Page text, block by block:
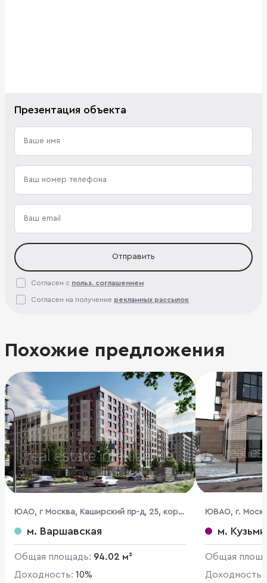
Презентация объекта
Отправить
Согласен с польз. соглашением
Согласен на получение рекламных рассылок
Похожие предложения
ЮАО, г Москва, Каширский пр-д, 25, кор.
3
м. Варшавская
Общая площадь: 94.02 м²
Доходность: 10%
ЮВАО, г.
м.
Общая
Доходность: